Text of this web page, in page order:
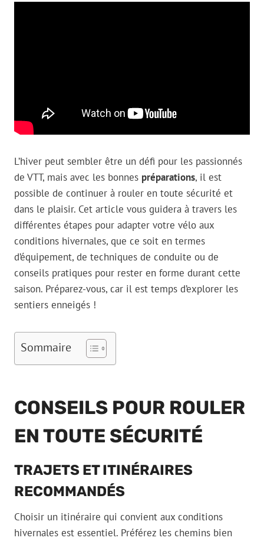
L’hiver peut sembler être un défi pour les passionnés
de VTT, mais avec les bonnes préparations, il est
possible de continuer à rouler en toute sécurité et
dans le plaisir. Cet article vous guidera à travers les
différentes étapes pour adapter votre vélo aux
conditions hivernales, que ce soit en termes
d’équipement, de techniques de conduite ou de
conseils pratiques pour rester en forme durant cette
saison. Préparez-vous, car il est temps d’explorer les
sentiers enneigés !
Sommaire
CONSEILS POUR ROULER
EN TOUTE SÉCURITÉ
TRAJETS ET ITINÉRAIRES
RECOMMANDÉS
Choisir un itinéraire qui convient aux conditions
hivernales est essentiel. Préférez les chemins bien